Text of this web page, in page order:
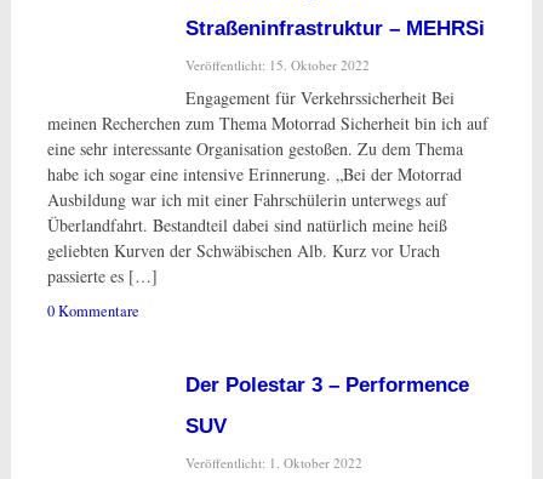
Straßeninfrastruktur – MEHRSi
Veröffentlicht: 15. Oktober 2022
Engagement für Verkehrssicherheit Bei
meinen Recherchen zum Thema Motorrad Sicherheit bin ich auf
eine sehr interessante Organisation gestoßen. Zu dem Thema
habe ich sogar eine intensive Erinnerung. „Bei der Motorrad
Ausbildung war ich mit einer Fahrschülerin unterwegs auf
Überlandfahrt. Bestandteil dabei sind natürlich meine heiß
geliebten Kurven der Schwäbischen Alb. Kurz vor Urach
passierte es […]
0 Kommentare
Der Polestar 3 – Performence
SUV
Veröffentlicht: 1. Oktober 2022